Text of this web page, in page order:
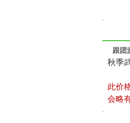
跟团
秋季
此价
会略